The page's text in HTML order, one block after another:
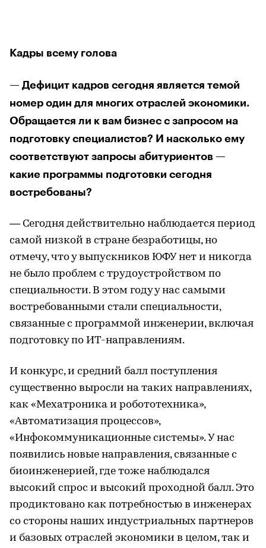
Кадры всему голова
— Дефицит кадров сегодня является темой
номер один для многих отраслей экономики.
Обращается ли к вам бизнес с запросом на
подготовку специалистов? И насколько ему
соответствуют запросы абитуриентов —
какие программы подготовки сегодня
востребованы?
— Сегодня действительно наблюдается период
самой низкой в стране безработицы, но
отмечу, что у выпускников ЮФУ нет и никогда
не было проблем с трудоустройством по
специальности. В этом году у нас самыми
востребованными стали специальности,
связанные с программой инженерии, включая
подготовку по ИТ-направлениям.
И конкурс, и средний балл поступления
существенно выросли на таких направлениях,
как «Мехатроника и робототехника»,
«Автоматизация процессов»,
«Инфокоммуникационные системы». У нас
появились новые направления, связанные с
биоинженерией, где тоже наблюдался
высокий спрос и высокий проходной балл. Это
продиктовано как потребностью в инженерах
со стороны наших индустриальных партнеров
и базовых отраслей экономики в целом, так и